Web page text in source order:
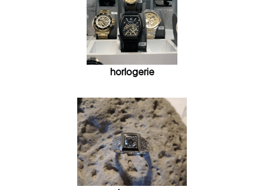
horlogerie